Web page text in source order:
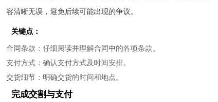
容清晰无误，避免后续可能出现的争议。
关键点：
合同条款 ：仔细阅读并理解合同中的各项条款。
支付方式 ：确认支付方式及时间安排。
交货细节 ：明确交货的时间和地点。
完成交割与支付